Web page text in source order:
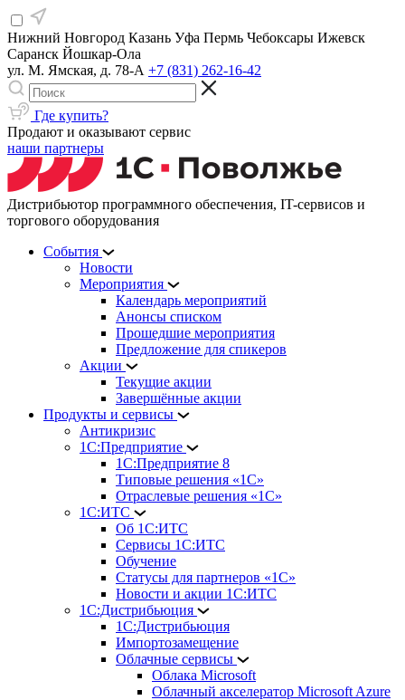
Нижний Новгород Казань Уфа Пермь Чебоксары Ижевск
Саранск Йошкар-Ола
ул. М. Ямская, д. 78-А +7 (831) 262-16-42
Где купить?
Продают и оказывают сервис
наши партнеры
Дистрибьютор программного обеспечения, IT-сервисов и
торгового оборудования
События
Новости
Мероприятия
Календарь мероприятий
Анонсы списком
Прошедшие мероприятия
Предложение для спикеров
Акции
Текущие акции
Завершённые акции
Продукты и сервисы
Антикризис
1С:Предприятие
1С:Предприятие 8
Типовые решения «1С»
Отраслевые решения «1С»
1С:ИТС
Об 1С:ИТС
Сервисы 1С:ИТС
Обучение
Статусы для партнеров «1С»
Новости и акции 1С:ИТС
1С:Дистрибьюция
1С:Дистрибьюция
Импортозамещение
Облачные сервисы
Облака Microsoft
Облачный акселератор Microsoft Azure